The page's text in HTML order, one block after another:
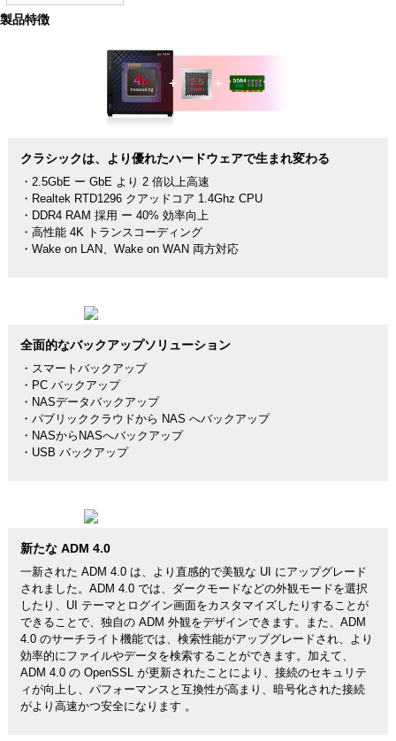
製品特徴
クラシックは、より優れたハードウェアで生まれ変わる
・2.5GbE ー GbE より 2 倍以上高速
・Realtek RTD1296 クアッドコア 1.4Ghz CPU
・DDR4 RAM 採用 ー 40% 効率向上
・高性能 4K トランスコーディング
・Wake on LAN、Wake on WAN 両方対応
全面的なバックアップソリューション
・スマートバックアップ
・PC バックアップ
・NASデータバックアップ
・パブリッククラウドから NAS へバックアップ
・NASからNASへバックアップ
・USB バックアップ
新たな ADM 4.0
一新された ADM 4.0 は、より直感的で美観な UI にアップグレード
されました。ADM 4.0 では、ダークモードなどの外観モードを選択
したり、UI テーマとログイン画面をカスタマイズしたりすることが
できることで、独自の ADM 外観をデザインできます。また、ADM
4.0 のサーチライト機能では、検索性能がアップグレードされ、より
効率的にファイルやデータを検索することができます。加えて、
ADM 4.0 の OpenSSL が更新されたことにより、接続のセキュリテ
ィが向上し、パフォーマンスと互換性が高まり、暗号化された接続
がより高速かつ安全になります 。